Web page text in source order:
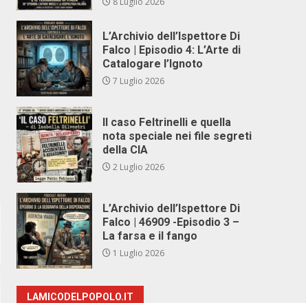
L’Archivio dell’Ispettore Di
Falco | Episodio 4: L’Arte di
Catalogare l’Ignoto
7 Luglio 2026
Il caso Feltrinelli e quella
nota speciale nei file segreti
della CIA
2 Luglio 2026
L’Archivio dell’Ispettore Di
Falco | 46909 -Episodio 3 –
La farsa e il fango
1 Luglio 2026
LAMICODELPOPOLO.IT